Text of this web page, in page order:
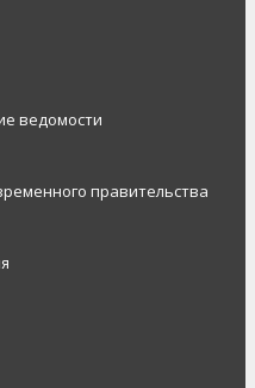
ведомости
правительства